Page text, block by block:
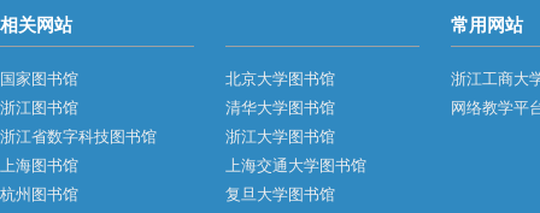
相关网站
国家图书馆
浙江图书馆
浙江省数字科技图书馆
上海图书馆
杭州图书馆
北京大学图书馆
清华大学图书馆
浙江大学图书馆
上海交通大学图书馆
复旦大学图书馆
常用网站
浙江工商大
网络教学平